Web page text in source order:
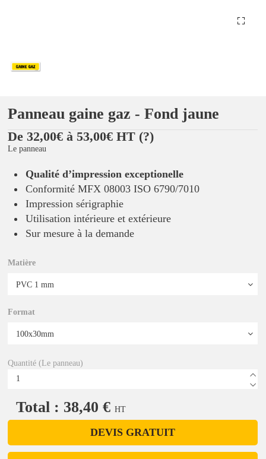
Panneau gaine gaz - Fond jaune
De 32,00€ à 53,00€ HT (?)
Le panneau
Qualité d’impression exceptionelle
Conformité MFX 08003 ISO 6790/7010
Impression sérigraphie
Utilisation intérieure et extérieure
Sur mesure à la demande
Matière
Format
Quantité (Le panneau)
Total : 38,40 € HT
DEVIS GRATUIT